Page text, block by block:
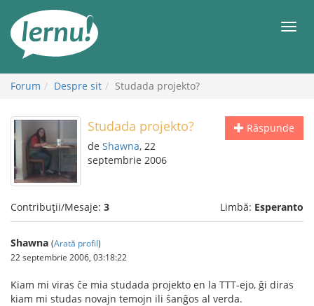
conținut
Forum Despre sit Studada projekto?
Răspunde
Studada projekto?
de Shawna, 22
septembrie 2006
Contribuții/Mesaje: 3 Limbă: Esperanto
Shawna (Arată profil)
22 septembrie 2006, 03:18:22
Kiam mi viras ĉe mia studada projekto en la TTT-ejo, ĝi diras
kiam mi studas novajn temojn ili ŝanĝos al verda.